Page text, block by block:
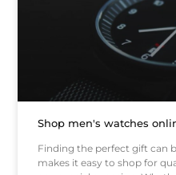
Shop men's watches
Finding the perfect gift can
makes it easy to shop for